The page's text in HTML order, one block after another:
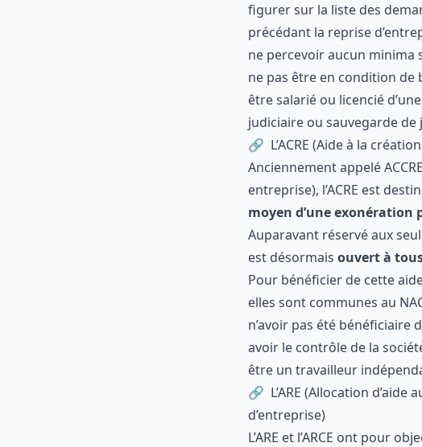
moinsune condition
l’essentiel :
avoir entre 18 et 25 ans
figurer sur la liste des
mois précédant la
ne percevoir aucun
ne pas être en condition
être salarié ou licencié
judiciaire ou sauvegarde
L’ACRE (Aide à la
Anciennement appelé
entreprise), l’ACREest
reprise au moyen
entre 12 et 24 mois.
d’aide à la reprise
Pour bénéficier de cette
d’entre elles sont
l’ACRE :
n’avoir pas été
avoir le contrôle de la